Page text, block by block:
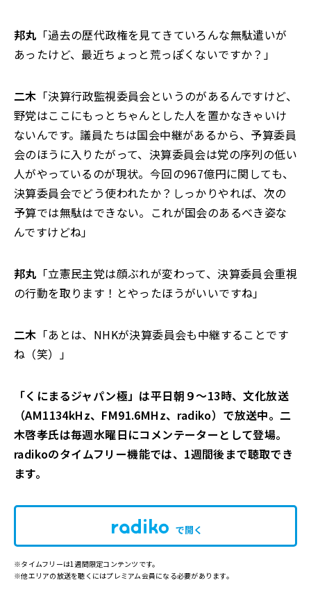
邦丸 「過去の歴代政権を見てきていろんな無駄遣いが
あったけど、最近ちょっと荒っぽくないですか？」
二木 「決算行政監視委員会というのがあるんですけど、
野党はここにもっとちゃんとした人を置かなきゃいけ
ないんです。議員たちは国会中継があるから、予算委員
会のほうに入りたがって、決算委員会は党の序列の低い
人がやっているのが現状。今回の967億円に関しても、
決算委員会でどう使われたか？しっかりやれば、次の
予算では無駄はできない。これが国会のあるべき姿な
んですけどね」
邦丸 「立憲民主党は顔ぶれが変わって、決算委員会重視
の行動を取ります！とやったほうがいいですね」
二木 「あとは、NHKが決算委員会も中継することです
ね（笑）」
「くにまるジャパン極」は平日朝９～13時、文化放送
（AM1134kHz、FM91.6MHz、radiko）で放送中。二
木啓孝氏は毎週水曜日にコメンテーターとして登場。
radikoのタイムフリー機能では、1週間後まで聴取でき
ます。
で開く
※タイムフリーは1週間限定コンテンツです。
※他エリアの放送を聴くにはプレミアム会員になる必要があります。